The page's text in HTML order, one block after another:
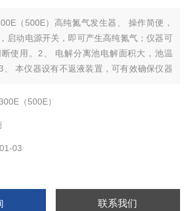
（500E）高纯氮气发生器、 操作简便，
启动电源开关，即可产生高纯氮气；仪器可
使用。2、 电解分离池电解面积大，池温
、 本仪器设有不返液装置，可有效确保仪器
自动关闭气路功能。高纯氮气发生器,气相色
（500E）
03
联系我们